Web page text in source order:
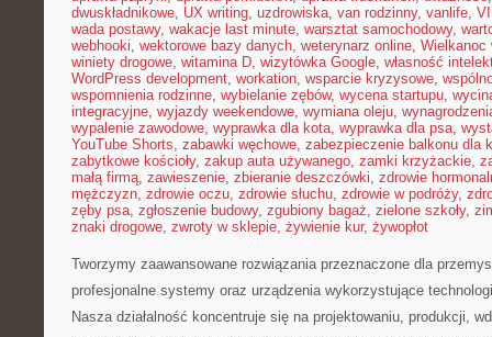
dwuskładnikowe, UX writing, uzdrowiska, van rodzinny, vanlife,
wada postawy, wakacje last minute, warsztat samochodowy,
webhooki, wektorowe bazy danych, weterynarz online, Wielkanoc
winiety drogowe, witamina D, wizytówka Google, własność
WordPress development, workation, wsparcie kryzysowe,
wspomnienia rodzinne, wybielanie zębów, wycena startupu,
integracyjne, wyjazdy weekendowe, wymiana oleju,
wypalenie zawodowe, wyprawka dla kota, wyprawka dla psa,
YouTube Shorts, zabawki węchowe, zabezpieczenie balkonu dla
zabytkowe kościoły, zakup auta używanego, zamki krzyżackie,
małą firmą, zawieszenie, zbieranie deszczówki, zdrowie
mężczyzn, zdrowie oczu, zdrowie słuchu, zdrowie w podróży,
zęby psa, zgłoszenie budowy, zgubiony bagaż, zielone szkoły,
znaki drogowe, zwroty w sklepie, żywienie kur, żywopłot
Tworzymy zaawansowane rozwiązania przeznaczone dla
profesjonalne systemy oraz urządzenia wykorzystujące
Nasza działalność koncentruje się na projektowaniu, produkcji,